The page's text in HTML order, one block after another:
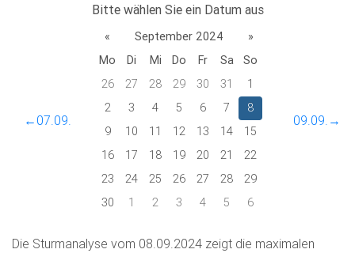
Bitte wählen Sie ein Datum aus
←07.09.
« September 2024
»
Mo
Di Mi Do Fr Sa
So
26
27 28 29 30 31
1
2
3 4 5 6 7
8
9
10 11 12 13 14
15
16
17 18 19 20 21
22
23
24 25 26 27 28
29
30
1 2 3 4 5 6
09.09.→
Die Sturmanalyse vom 08.09.2024 zeigt die maximalen